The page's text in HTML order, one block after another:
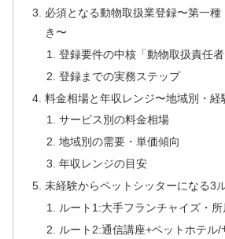
必須となる動物取扱業登録〜第一
き〜
登録要件の中核「動物取扱責任者
登録までの実務ステップ
料金相場と年収レンジ〜地域別・経
サービス別の料金相場
地域別の需要・単価傾向
年収レンジの目安
未経験からペットシッターになる3
ルート1:大手フランチャイズ・
ルート2:通信講座+ペットホテル/